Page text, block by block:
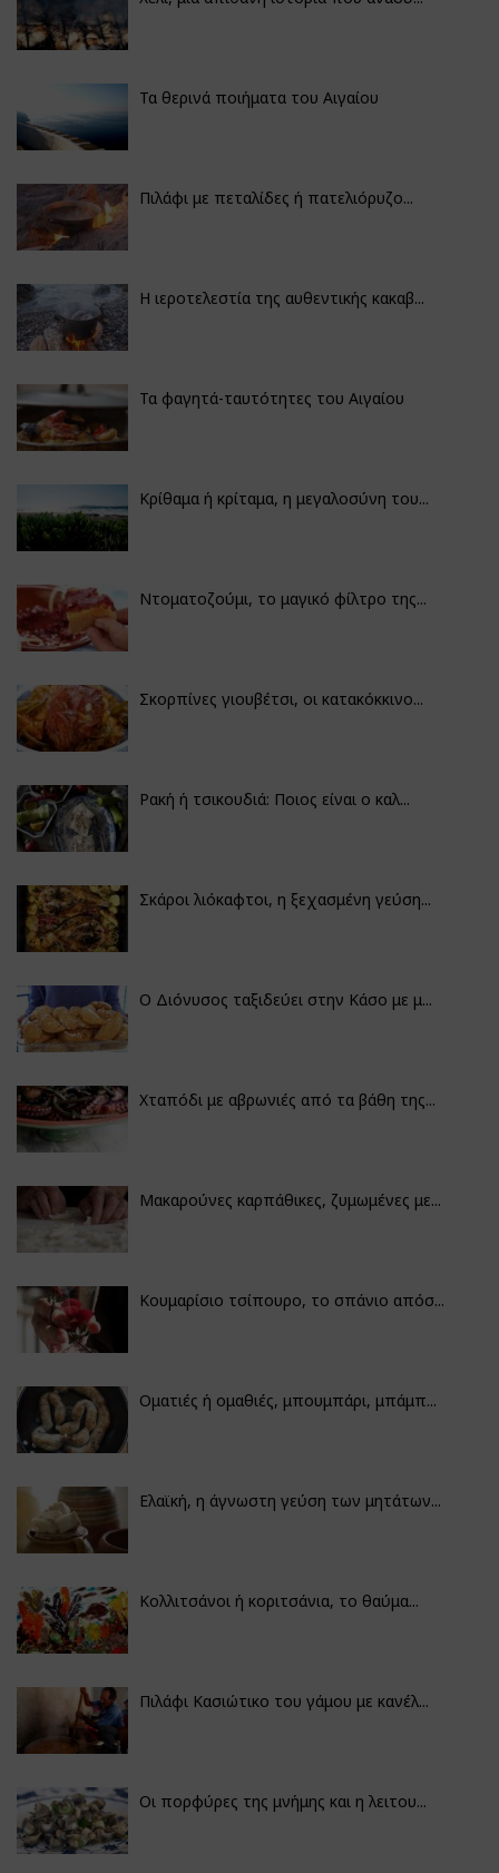
Τα θερινά ποιήματα του Αιγαίου
Πιλάφι με πεταλίδες ή πατελιόρυζο...
Η ιεροτελεστία της αυθεντικής κακαβ...
Τα φαγητά-ταυτότητες του Αιγαίου
Κρίθαμα ή κρίταμα, η μεγαλοσύνη του...
Ντοματοζούμι, το μαγικό φίλτρο της...
Σκορπίνες γιουβέτσι, οι κατακόκκινο...
Ρακή ή τσικουδιά: Ποιος είναι ο καλ...
Σκάροι λιόκαφτοι, η ξεχασμένη γεύση...
Ο Διόνυσος ταξιδεύει στην Κάσο με μ...
Χταπόδι με αβρωνιές από τα βάθη της...
Μακαρούνες καρπάθικες, ζυμωμένες με...
Κουμαρίσιο τσίπουρο, το σπάνιο απόσ...
Οματιές ή ομαθιές, μπουμπάρι, μπάμπ...
Ελαϊκή, η άγνωστη γεύση των μητάτων...
Κολλιτσάνοι ή κοριτσάνια, το θαύμα...
Πιλάφι Κασιώτικο του γάμου με κανέλ...
Οι πορφύρες της μνήμης και η λειτου...